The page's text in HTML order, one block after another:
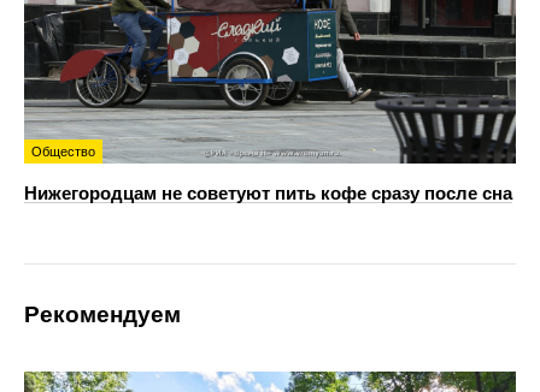
Общество
Нижегородцам не советуют пить кофе сразу после сна
Рекомендуем